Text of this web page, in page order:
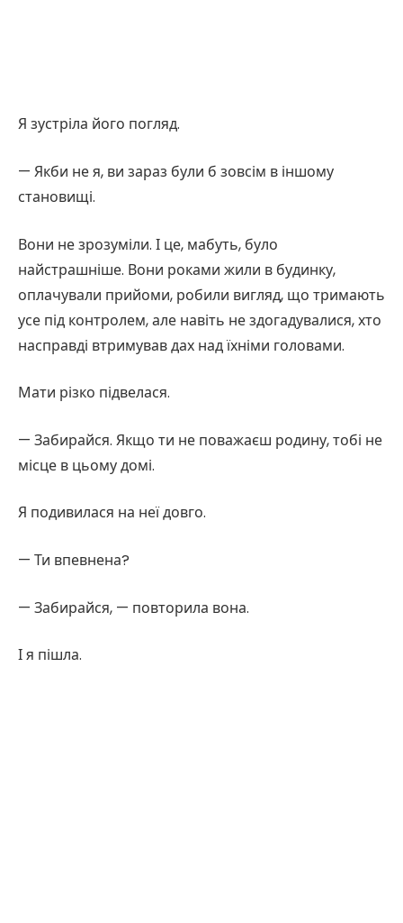
Я зустріла його погляд.
— Якби не я, ви зараз були б зовсім в іншому
становищі.
Вони не зрозуміли. І це, мабуть, було
найстрашніше. Вони роками жили в будинку,
оплачували прийоми, робили вигляд, що тримають
усе під контролем, але навіть не здогадувалися, хто
насправді втримував дах над їхніми головами.
Мати різко підвелася.
— Забирайся. Якщо ти не поважаєш родину, тобі не
місце в цьому домі.
Я подивилася на неї довго.
— Ти впевнена?
— Забирайся, — повторила вона.
І я пішла.